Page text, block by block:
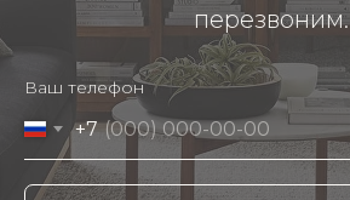
перезвоним.
Ваш телефон
+7